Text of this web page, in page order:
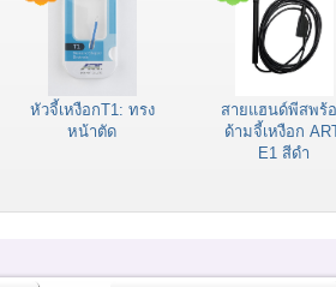
หัวจี้เหงือกT1: ทรง
หน้าตัด
สายแฮนด์พีสพร้
ด้ามจี้เหงือก
E1 สีดำ